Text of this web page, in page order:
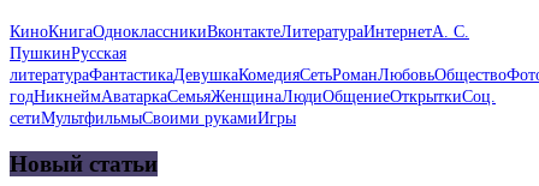
КиноКнигаОдноклассникиВконтактеЛитератураИнтернетА. С.
ПушкинРусская
литератураФантастикаДевушкаКомедияСетьРоманЛюбовьОбщество
годНикнеймАватаркаСемьяЖенщинаЛюдиОбщениеОткрыткиСоц.
сетиМультфильмыСвоими рукамиИгры
Новый статьи